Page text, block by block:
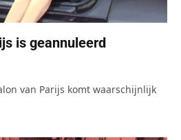
is geannuleerd
van Parijs komt waarschijnlijk